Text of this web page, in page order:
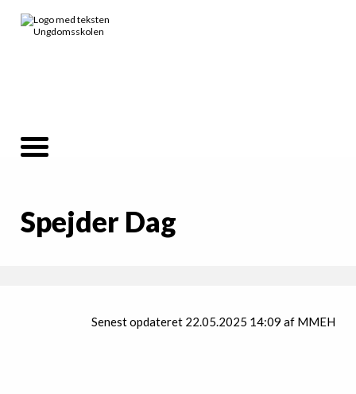
Spejder Dag
Senest opdateret 22.05.2025 14:09 af MMEH